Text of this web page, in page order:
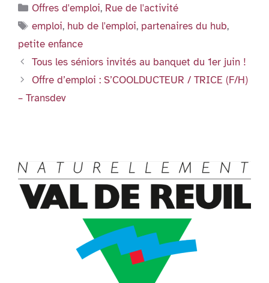
y
b
o
o
k
dI
A
p
p
n
g
er
ri
n
dl
g
Catégories
Offres d'emploi, Rue de l'activité
Étiquettes
emploi, hub de l'emploi, partenaires du hub,
petite enfance
Tous les séniors invités au banquet du 1er juin !
Offre d’emploi : S’COOLDUCTEUR / TRICE (F/H)
– Transdev